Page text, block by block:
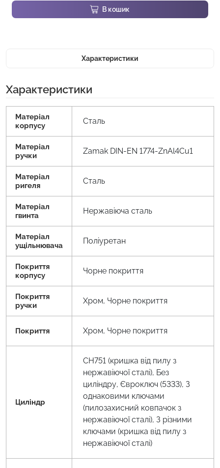
В кошик
Характеристики
Характеристики
Матеріал
корпусу
Сталь
Матеріал
ручки
Zamak DIN-EN 1774-ZnAl4Cu1
Матеріал
ригеля
Сталь
Матеріал
гвинта
Нержавіюча сталь
Матеріал
ущільнювача
Поліуретан
Покриття
корпусу
Чорне покриття
Покриття
ручки
Хром, Чорне покриття
Покриття Хром, Чорне покриття
Циліндр
CH751 (кришка від пилу з
нержавіючої сталі), Без
циліндру, Євроключ (5333), З
однаковими ключами
(пилозахисний ковпачок з
нержавіючої сталі), З різними
ключами (кришка від пилу з
нержавіючої сталі)